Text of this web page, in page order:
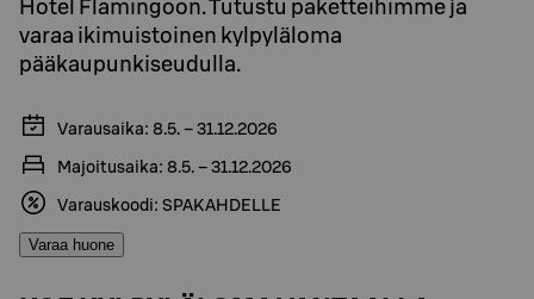
Hotel Flamingoon. Tutustu paketteihimme ja
varaa ikimuistoinen kylpyläloma
pääkaupunkiseudulla.
Varausaika: 8.5. – 31.12.2026
Majoitusaika: 8.5. – 31.12.2026
Varauskoodi: SPAKAHDELLE
Varaa huone